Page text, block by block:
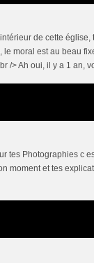
de cette
moral est au beau
/> Ah oui, il y a 1 an,
tes Photographies c
moment et tes